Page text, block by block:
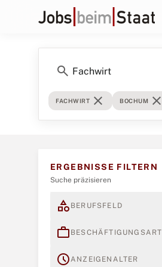
search
FACHWIRT close BOCHUM close
ERGEBNISSE FILTERN
Suche präzisieren
category BERUFSFELD
work BESCHÄFTIGUNGSART
scheduleANZEIGENALTER